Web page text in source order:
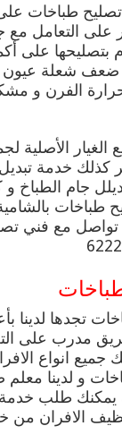
طباخات
على التعامل
بتصليحها على
ضعف شعلة عيون
الفرن و
الغيار الأصلية
كذلك خدمة
جام
مع فني
تجدها لدينا
مدرب على
جميع انواع
و لدينا معلم
طلب خدمة
الافران من